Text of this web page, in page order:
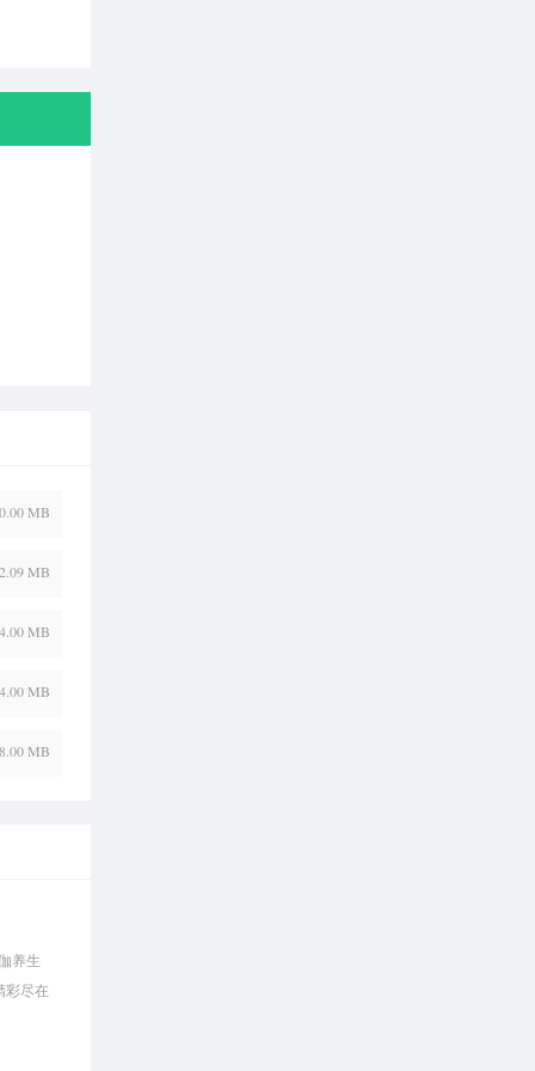
MB
MB
MB
MB
MB
养生
彩尽在